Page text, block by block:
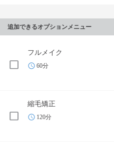
追加できるオプションメニュー
フルメイク
60分
縮毛矯正
120分